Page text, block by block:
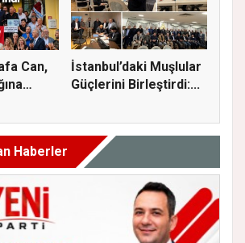
Can,
İstanbul’daki Muşlular
Güçlerini Birleştirdi:...
Haberler